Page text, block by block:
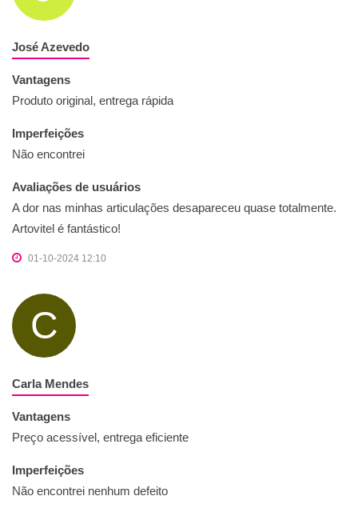
José Azevedo
Vantagens
Produto original, entrega rápida
Imperfeições
Não encontrei
Avaliações de usuários
A dor nas minhas articulações desapareceu quase totalmente.
Artovitel é fantástico!
01-10-2024 12:10
C
Carla Mendes
Vantagens
Preço acessível, entrega eficiente
Imperfeições
Não encontrei nenhum defeito